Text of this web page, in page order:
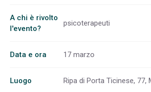
A chi è rivolto
l'evento?
psicoterapeuti
Data e ora 17 marzo
Luogo Ripa di Porta Ticinese, 77,